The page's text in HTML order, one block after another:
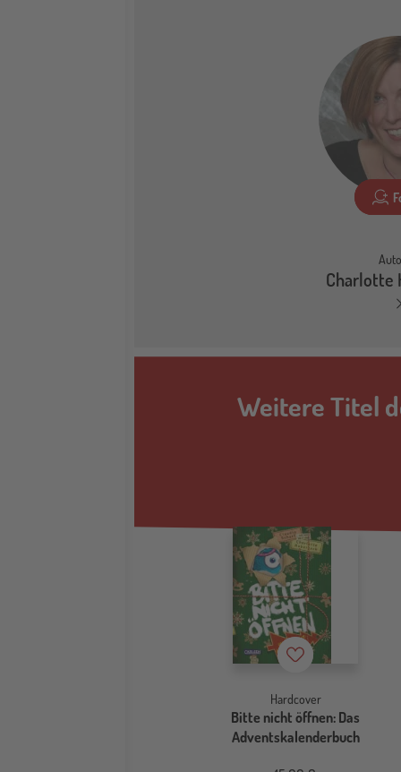
Charlotte
Weitere Titel
Merkzettel
Hardcover
Bitte nicht öffnen: Das
Adventskalenderbuch